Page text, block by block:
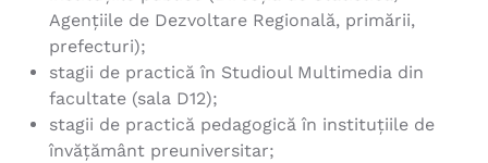
Agenţiile de Dezvoltare Regională, primării,
prefecturi);
stagii de practică în Studioul Multimedia din
facultate (sala D12);
stagii de practică pedagogică în instituţiile de
învăţământ preuniversitar;